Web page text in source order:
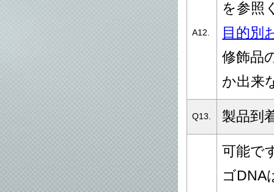
A12.
を参照
目的別
修飾品
か出来
Q13. 製品到
可能で
ゴDNA